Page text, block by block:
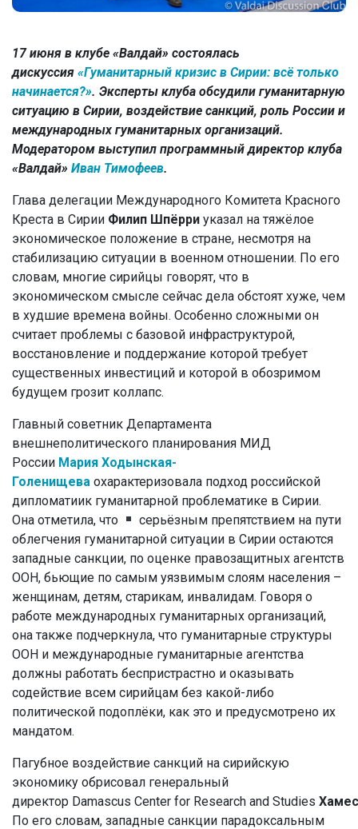
17 июня в клубе «Валдай» состоялась
дискуссия «Гуманитарный кризис в Сирии: всё только
начинается?». Эксперты клуба обсудили гуманитарную
ситуацию в Сирии, воздействие санкций, роль России и
международных гуманитарных организаций.
Модератором выступил программный директор клуба
«Валдай» Иван Тимофеев.
Глава делегации Международного Комитета Красного
Креста в Сирии Филип Шпёрри указал на тяжёлое
экономическое положение в стране, несмотря на
стабилизацию ситуации в военном отношении. По его
словам, многие сирийцы говорят, что в
экономическом смысле сейчас дела обстоят хуже, чем
в худшие времена войны. Особенно сложными он
считает проблемы с базовой инфраструктурой,
восстановление и поддержание которой требует
существенных инвестиций и которой в обозримом
будущем грозит коллапс.
Главный советник Департамента
внешнеполитического планирования МИД
России Мария Ходынская-
Голенищева охарактеризовала подход российской
дипломатиик гуманитарной проблематике в Сирии.
Она отметила, что
серьёзным препятствием на пути
облегчения гуманитарной ситуации в Сирии остаются
западные санкции, по оценке правозащитных агентств
ООН, бьющие по самым уязвимым слоям населения –
женщинам, детям, старикам, инвалидам. Говоря о
работе международных гуманитарных организаций,
она также подчеркнула, что гуманитарные структуры
ООН и международные гуманитарные агентства
должны работать беспристрастно и оказывать
содействие всем сирийцам без какой-либо
политической подоплёки, как это и предусмотрено их
мандатом.
Пагубное воздействие санкций на сирийскую
экономику обрисовал генеральный
директор Damascus Center for Research and Studies Хамес
По его словам, западные санкции парадоксальным